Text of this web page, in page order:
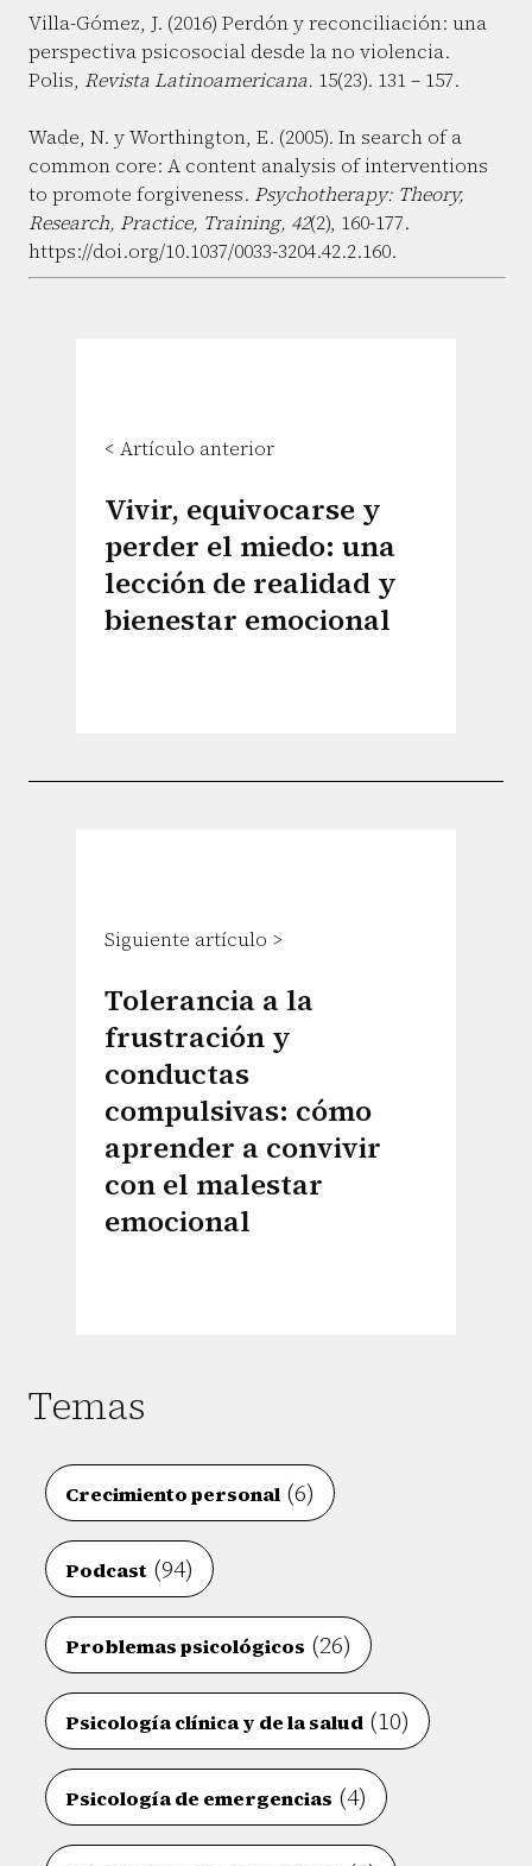
Villa-Gómez, J. (2016) Perdón y reconciliación: una
perspectiva psicosocial desde la no violencia.
Polis, Revista Latinoamericana. 15(23). 131 – 157.
Wade, N. y Worthington, E. (2005). In search of a
common core: A content analysis of interventions
to promote forgiveness. Psychotherapy: Theory,
Research, Practice, Training, 42(2), 160-177.
https://doi.org/10.1037/0033-3204.42.2.160.
< Artículo anterior
Vivir, equivocarse y
perder el miedo: una
lección de realidad y
bienestar emocional
Siguiente artículo >
Tolerancia a la
frustración y
conductas
compulsivas: cómo
aprender a convivir
con el malestar
emocional
Temas
Crecimiento personal (6)
Podcast (94)
Problemas psicológicos (26)
Psicología clínica y de la salud (10)
Psicología de emergencias (4)